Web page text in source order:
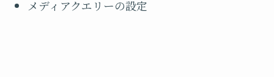
メディアクエリーの設定